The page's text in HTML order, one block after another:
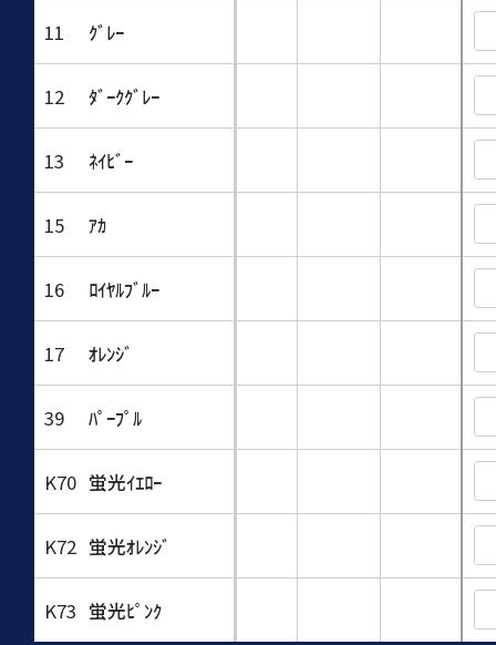
11 ｸﾞﾚｰ
12 ﾀﾞｰｸｸﾞﾚｰ
13 ﾈｲﾋﾞｰ
15 ｱｶ
16 ﾛｲﾔﾙﾌﾞﾙｰ
17 ｵﾚﾝｼﾞ
39 ﾊﾟｰﾌﾟﾙ
K70 蛍光ｲｴﾛｰ
K72 蛍光ｵﾚﾝｼﾞ
K73 蛍光ﾋﾟﾝｸ